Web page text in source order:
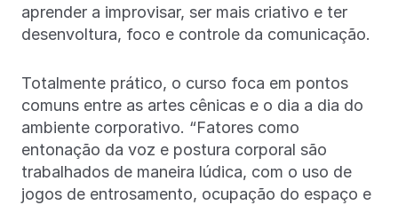
aprender a improvisar, ser mais criativo e ter
desenvoltura, foco e controle da comunicação.
Totalmente prático, o curso foca em pontos
comuns entre as artes cênicas e o dia a dia do
ambiente corporativo. “Fatores como
entonação da voz e postura corporal são
trabalhados de maneira lúdica, com o uso de
jogos de entrosamento, ocupação do espaço e